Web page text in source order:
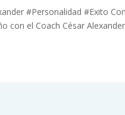
#Personalidad #Exito
con el Coach César